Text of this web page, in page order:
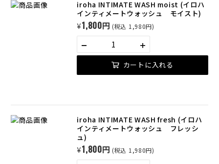
iroha INTIMATE WASH moist (イロハ
インティメートウォッシュ モイスト)
¥1,800円 (税込 1,980円)
カートに入れる
iroha INTIMATE WASH fresh (イロハ
インティメートウォッシュ フレッシ
ュ)
¥1,800円 (税込 1,980円)